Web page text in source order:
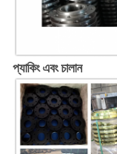
প্যাকিং এবং চালান